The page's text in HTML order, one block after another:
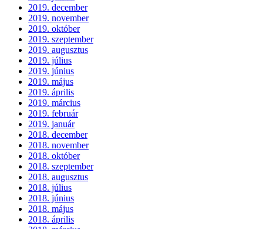
2019. december
2019. november
2019. október
2019. szeptember
2019. augusztus
2019. július
2019. június
2019. május
2019. április
2019. március
2019. február
2019. január
2018. december
2018. november
2018. október
2018. szeptember
2018. augusztus
2018. július
2018. június
2018. május
2018. április